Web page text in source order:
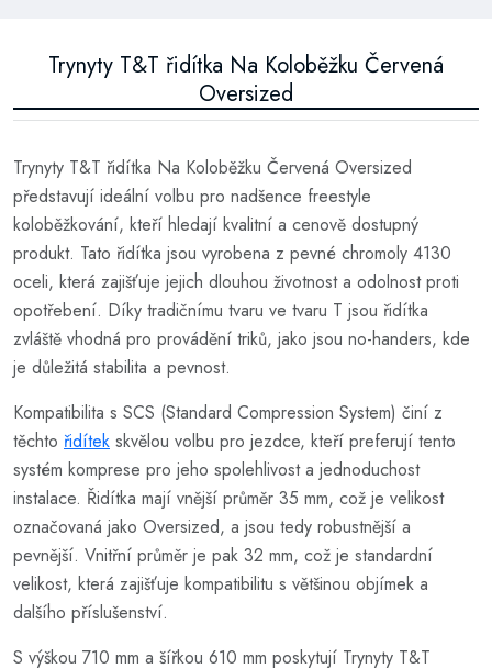
Trynyty T&T řidítka Na Koloběžku Červená
Oversized
Trynyty T&T řidítka Na Koloběžku Červená Oversized
představují ideální volbu pro nadšence freestyle
koloběžkování, kteří hledají kvalitní a cenově dostupný
produkt. Tato řidítka jsou vyrobena z pevné chromoly 4130
oceli, která zajišťuje jejich dlouhou životnost a odolnost proti
opotřebení. Díky tradičnímu tvaru ve tvaru T jsou řidítka
zvláště vhodná pro provádění triků, jako jsou no-handers, kde
je důležitá stabilita a pevnost.
Kompatibilita s SCS (Standard Compression System) činí z
těchto řidítek skvělou volbu pro jezdce, kteří preferují tento
systém komprese pro jeho spolehlivost a jednoduchost
instalace. Řidítka mají vnější průměr 35 mm, což je velikost
označovaná jako Oversized, a jsou tedy robustnější a
pevnější. Vnitřní průměr je pak 32 mm, což je standardní
velikost, která zajišťuje kompatibilitu s většinou objímek a
dalšího příslušenství.
S výškou 710 mm a šířkou 610 mm poskytují Trynyty T&T